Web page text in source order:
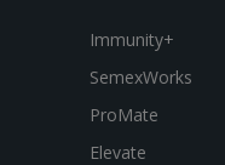
Immunity+
SemexWorks
ProMate
Elevate